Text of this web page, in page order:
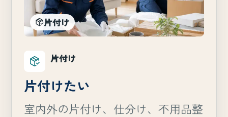
片付け
片付け
片付けたい
室内外の片付け、仕分け、不用品整